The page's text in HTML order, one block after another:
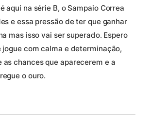
aqui na série B, o Sampaio Correa
e essa pressão de ter que ganhar
mas isso vai ser superado. Espero
jogue com calma e determinação,
as chances que aparecerem e a
o ouro.